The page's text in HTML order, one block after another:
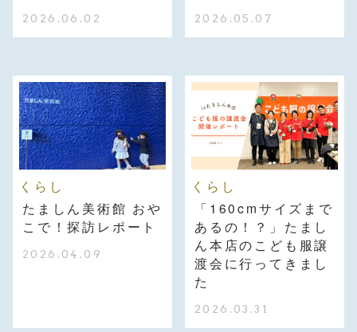
2026.06.02 2026.05.07
くらし
たましん美術館 おや
こで！探訪レポート
2026.04.09
くらし
「160cmサイズまで
あるの！？」たまし
ん本店のこども服譲
渡会に行ってきまし
た
2026.03.31